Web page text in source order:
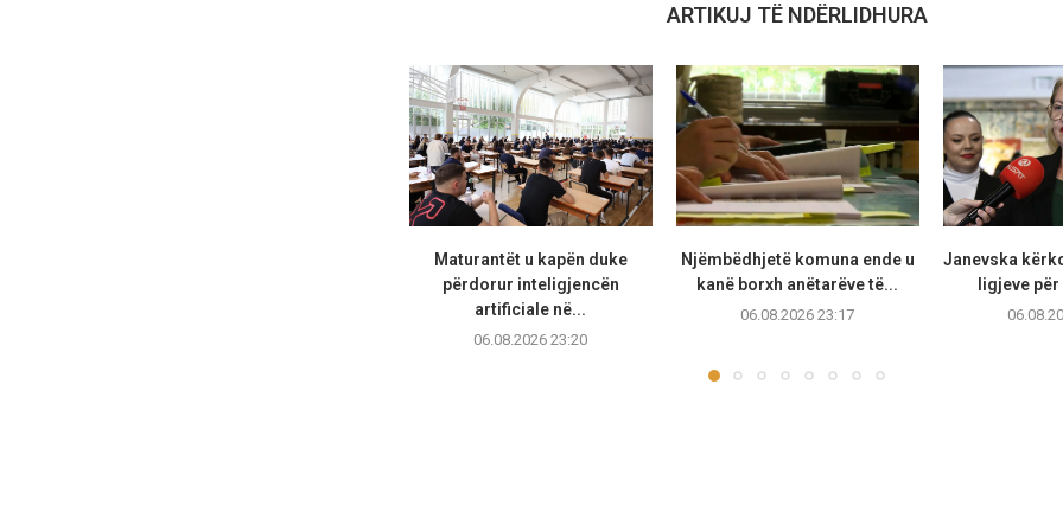
ARTIKUJ TË NDËRLIDHURA
Maturantët u kapën duke
përdorur inteligjencën
artificiale në...
06.08.2026 23:20
Njëmbëdhjetë komuna ende u
kanë borxh anëtarëve të...
06.08.2026 23:17
Janevska
ligjeve